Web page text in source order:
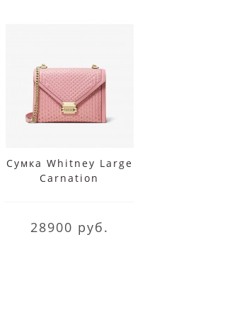
Сумка Whitney Large
Carnation
28900 руб.